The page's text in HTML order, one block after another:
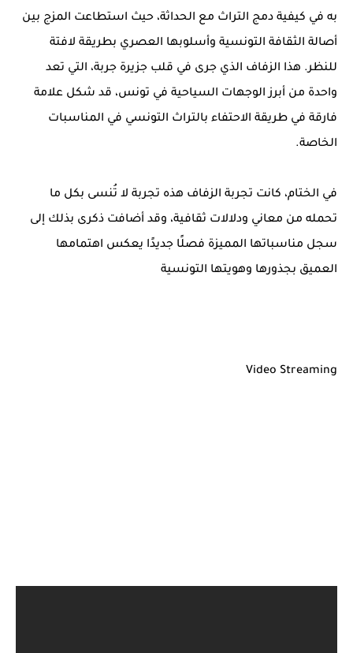
به في كيفية دمج التراث مع الحداثة، حيث استطاعت المزج بين
أصالة الثقافة التونسية وأسلوبها العصري بطريقة لافتة
للنظر. هذا الزفاف الذي جرى في قلب جزيرة جربة، التي تعد
واحدة من أبرز الوجهات السياحية في تونس، قد شكل علامة
فارقة في طريقة الاحتفاء بالتراث التونسي في المناسبات
الخاصة.
في الختام، كانت تجربة الزفاف هذه تجربة لا تُنسى بكل ما
تحمله من معاني ودلالات ثقافية، وقد أضافت ذكرى بذلك إلى
سجل مناسباتها المميزة فصلًا جديدًا يعكس اهتمامها
العميق بجذورها وهويتها التونسية
Video Streaming